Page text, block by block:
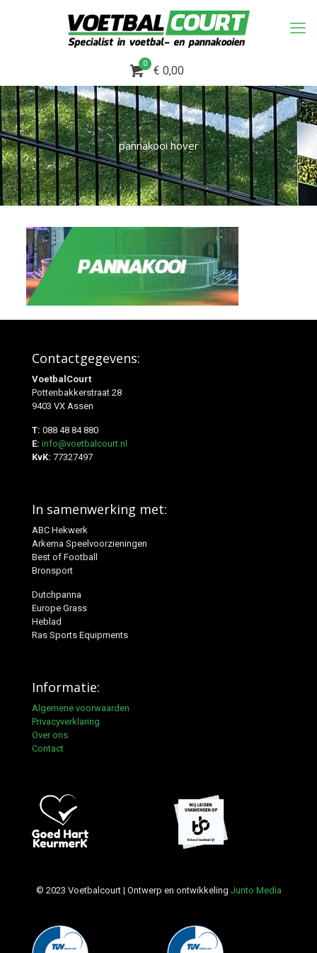
0
€ 0,00
pannakooi hover
Contactgegevens:
VoetbalCourt
Pottenbakkerstraat 28
9403 VX Assen
T: 088 48 84 880
E: info@voetbalcourt.nl
KvK: 77327497
In samenwerking met:
ABC Hekwerk
Arkema Speelvoorzieningen
Best of Football
Bronsport
Dutchpanna
Europe Grass
Heblad
Ras Sports Equipments
Informatie:
Algemene voorwaarden
Privacyverklaring
Over ons
Contact
© 2023 Voetbalcourt | Ontwerp en ontwikkeling Junto Media